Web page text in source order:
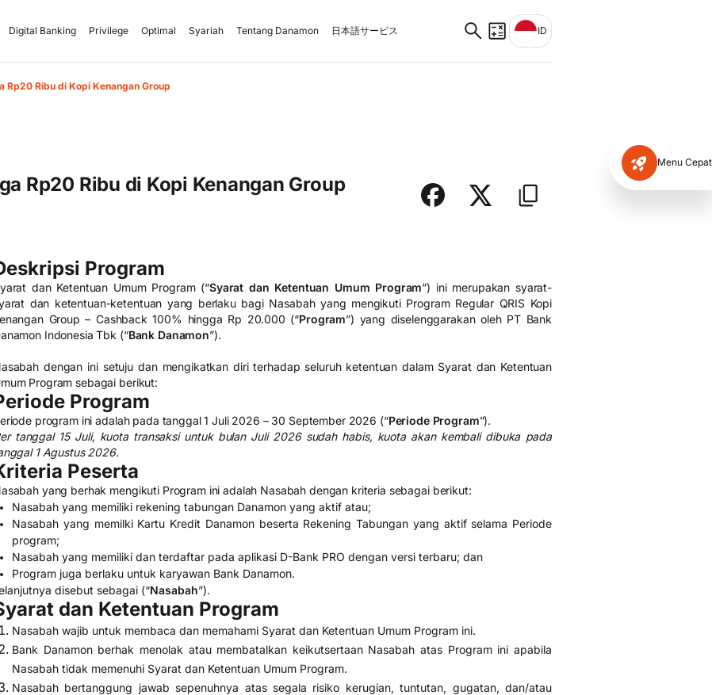
Digital Banking Privilege Optimal Syariah Tentang Danamon 日本語サービス ID
Rp20 Ribu di Kopi Kenangan Group
Menu Cepat
Rp20 Ribu di Kopi Kenangan Group
Program
dan Ketentuan Umum Program (“Syarat dan Ketentuan Umum Program”) ini merupakan syarat-
dan ketentuan-ketentuan yang berlaku bagi Nasabah yang mengikuti Program Regular QRIS Kopi
Group – Cashback 100% hingga Rp 20.000 (“Program”) yang diselenggarakan oleh PT Bank
Indonesia Tbk (“Bank Danamon”).
dengan ini setuju dan mengikatkan diri terhadap seluruh ketentuan dalam Syarat dan Ketentuan
Program sebagai berikut:
Program
program ini adalah pada tanggal 1 Juli 2026 – 30 September 2026 (“Periode Program”).
tanggal 15 Juli, kuota transaksi untuk bulan Juli 2026 sudah habis, kuota akan kembali dibuka pada
1 Agustus 2026.
Peserta
yang berhak mengikuti Program ini adalah Nasabah dengan kriteria sebagai berikut:
Nasabah yang memiliki rekening tabungan Danamon yang aktif atau;
Nasabah yang memilki Kartu Kredit Danamon beserta Rekening Tabungan yang aktif selama Periode
program;
Nasabah yang memiliki dan terdaftar pada aplikasi D-Bank PRO dengan versi terbaru; dan
Program juga berlaku untuk karyawan Bank Danamon.
disebut sebagai (“Nasabah”).
dan Ketentuan Program
Nasabah wajib untuk membaca dan memahami Syarat dan Ketentuan Umum Program ini.
Bank Danamon berhak menolak atau membatalkan keikutsertaan Nasabah atas Program ini apabila
Nasabah tidak memenuhi Syarat dan Ketentuan Umum Program.
Nasabah bertanggung jawab sepenuhnya atas segala risiko kerugian, tuntutan, gugatan, dan/atau